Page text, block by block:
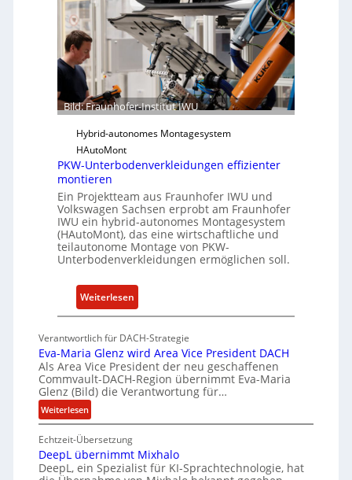
t
w
a
u
n
I
o
f
e
-
n
t
t
t
e
e
n
w
i
c
k
e
l
n
C
-
Bild: Fraunhofer-Institut IWU
Hybrid-autonomes Montagesystem
HAutoMont
PKW-Unterbodenverkleidungen effizienter
montieren
Ein Projektteam aus Fraunhofer IWU und
Volkswagen Sachsen erprobt am Fraunhofer
IWU ein hybrid-autonomes Montagesystem
(HAutoMont), das eine wirtschaftliche und
teilautonome Montage von PKW-
Unterbodenverkleidungen ermöglichen soll.
Weiterlesen:
P
W
-
U
n
e
b
Verantwortlich für DACH-Strategie
Eva-Maria Glenz wird Area Vice President DACH
Als Area Vice President der neu geschaffenen
Commvault-DACH-Region übernimmt Eva-Maria
Glenz (Bild) die Verantwortung für…
Weiterlesen:
E
v
a
-
Echtzeit-Übersetzung
DeepL übernimmt Mixhalo
DeepL, ein Spezialist für KI-Sprachtechnologie, hat